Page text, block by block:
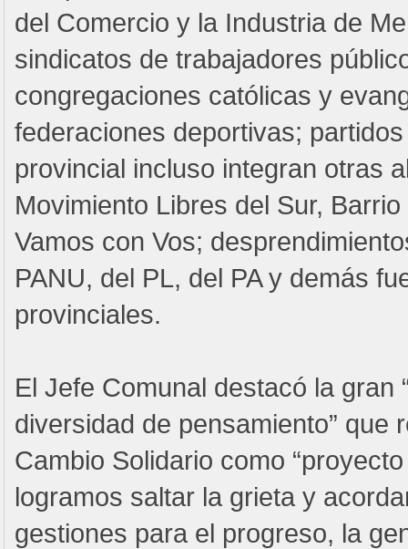
del Comercio y la Industria de
sindicatos de trabajadores
congregaciones católicas y
federaciones deportivas;
provincial incluso integran otras
Movimiento Libres del Sur,
Vamos con Vos;
PANU, del PL, del PA y demás
provinciales.
El Jefe Comunal destacó la gran
diversidad de pensamiento” que
Cambio Solidario como
logramos saltar la grieta y
gestiones para el progreso, la